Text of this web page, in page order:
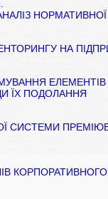
НОРМАТИВНОЇ
НА
ЕЛЕМЕНТІВ
ЇХ ПОДОЛАННЯ
СИСТЕМИ
КОРПОРАТИВНОГО